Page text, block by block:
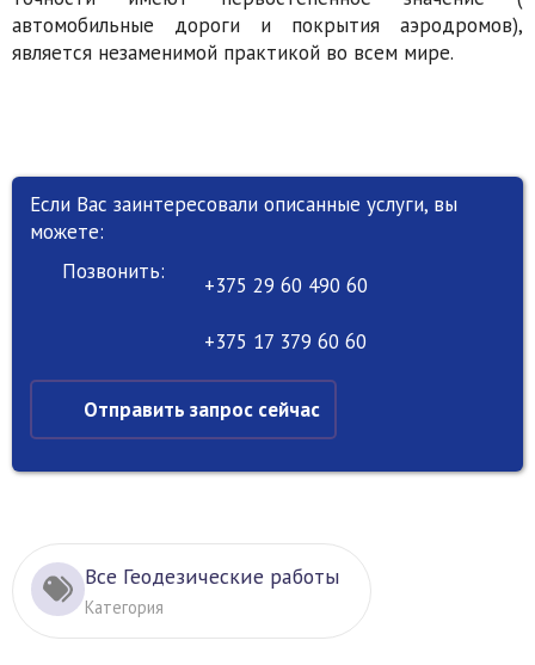
автомобильные дороги и покрытия аэродромов),
является незаменимой практикой во всем мире.
Если Вас заинтересовали описанные услуги, вы
можете:
Позвонить:
+375 29 60 490 60
+375 17 379 60 60
Отправить запрос сейчас
Все Геодезические работы
Категория